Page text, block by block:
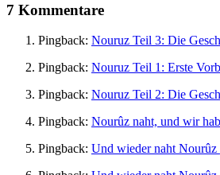
7 Kommentare
Pingback: Nouruz Teil 3: Die
Pingback: Nouruz Teil 1: Erste
Pingback: Nouruz Teil 2: Die
Pingback: Nourûz naht, und wir
Pingback: Und wieder naht Nourûz